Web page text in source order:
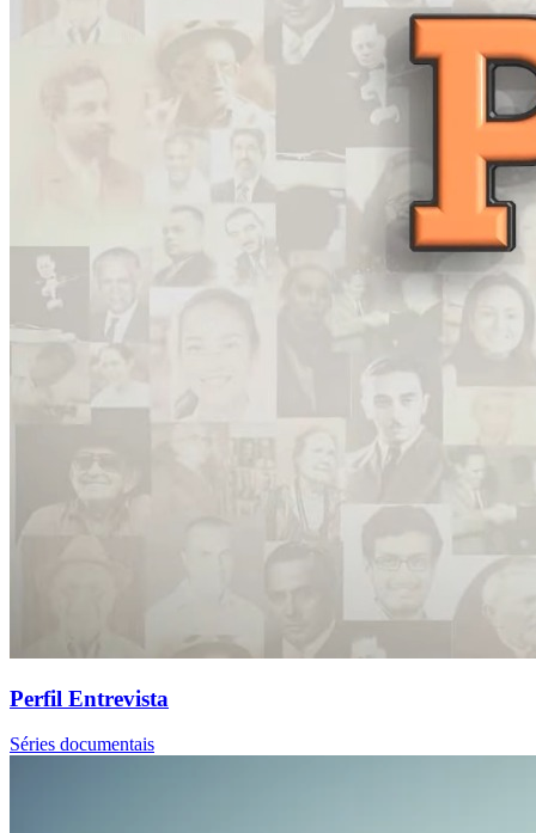
Perfil Entrevista
Séries documentais